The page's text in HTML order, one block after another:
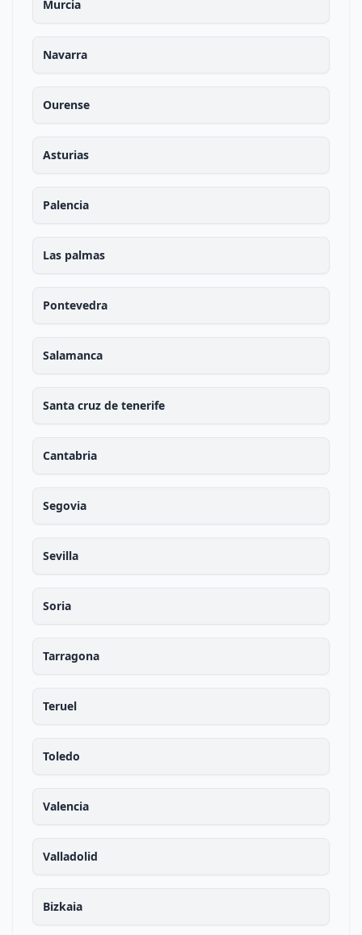
Murcia
Navarra
Ourense
Asturias
Palencia
Las palmas
Pontevedra
Salamanca
Santa cruz de tenerife
Cantabria
Segovia
Sevilla
Soria
Tarragona
Teruel
Toledo
Valencia
Valladolid
Bizkaia